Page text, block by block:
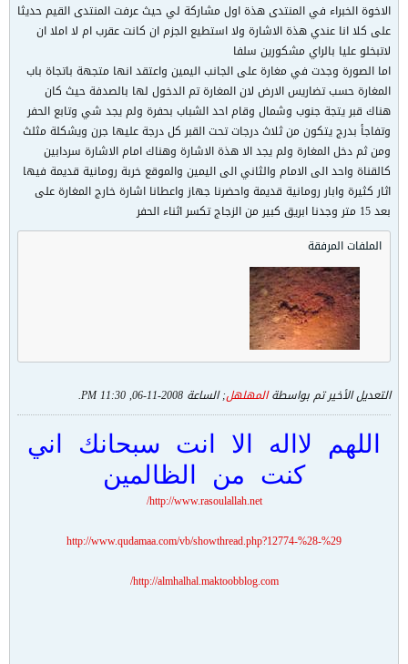
الاخوة الخبراء في المنتدى هذة اول مشاركة لي حيث عرفت المنتدى القيم حديثا
على كلا انا عندي هذة الاشارة ولا استطيع الجزم ان كانت عقرب ام لا املا ان
لاتبخلو عليا بالراي مشكورين سلفا
اما الصورة وجدت في مغارة على الجانب اليمين واعتقد انها متجهة باتجاة باب
المغارة حسب تضاريس الارض لان المغارة تم الدخول لها بالصدفة حيث كان
هناك قبر يتجة جنوب وشمال وقام احد الشباب بحفرة ولم يجد شي وتابع الحفر
وتفاجأ بدرج يتكون من ثلاث درجات تحت القبر كل درجة عليها جرن ويشكلة مثلث
ومن ثم دخل المغارة ولم يجد الا هذة الاشارة وهناك امام الاشارة سردابين
كالقناة واحد الى الامام والثاني الى اليمين والموقع خربة رومانية قديمة فيها
اثار كثيرة وابار رومانية قديمة واحضرنا جهاز واعطانا اشارة خارج المغارة على
بعد 15 متر وجدنا ابريق كبير من الزجاج تكسر اثناء الحفر
الملفات المرفقة
التعديل الأخير تم بواسطةالمهلهل; الساعة 2008-11-06, 11:30 PM
.
اللهم لااله الا انت سبحانك اني
كنت من الظالمين
http://www.rasoulallah.net/
http://www.qudamaa.com/vb/showthread.php?12774-%28-%29
http://almhalhal.maktoobblog.com/